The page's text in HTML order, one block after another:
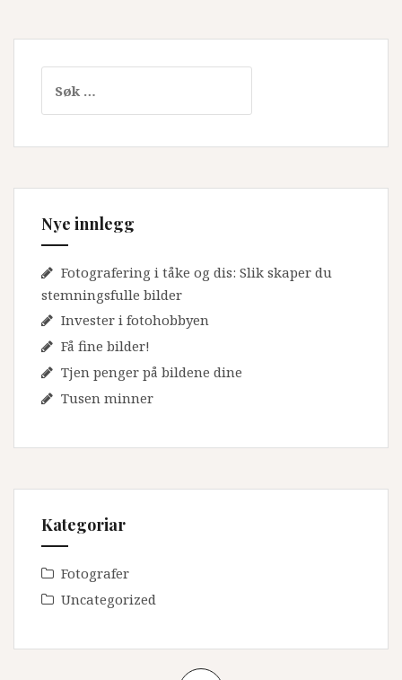
etter:
Nye innlegg
Fotografering i tåke og dis: Slik skaper du
stemningsfulle bilder
Invester i fotohobbyen
Få fine bilder!
Tjen penger på bildene dine
Tusen minner
Kategoriar
Fotografer
Uncategorized